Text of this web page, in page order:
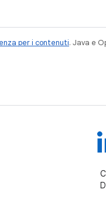
per i contenuti. Java e